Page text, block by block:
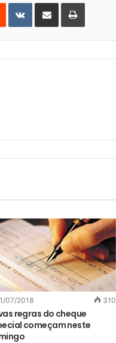
Reddit VKontakteShare
Email
Print
07/2018 310
regras do cheque
começam neste